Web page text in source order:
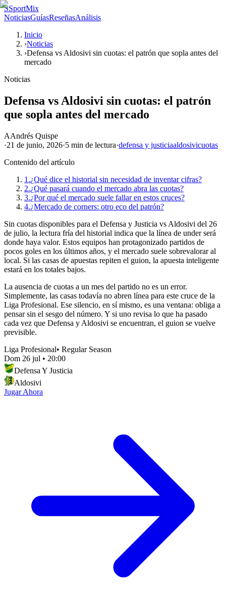
SSportMix
NoticiasGuíasReseñasAnálisis
Inicio
›Noticias
›Defensa vs Aldosivi sin cuotas: el patrón que sopla antes del
mercado
Noticias
Defensa vs Aldosivi sin cuotas: el patrón
que sopla antes del mercado
AAndrés Quispe
·21 de junio, 2026·5 min de lectura·defensa y justiciaaldosivicuotas
Contenido del artículo
1.¿Qué dice el historial sin necesidad de inventar cifras?
2.¿Qué pasará cuando el mercado abra las cuotas?
3.¿Por qué el mercado suele fallar en estos cruces?
4.¿Mercado de corners: otro eco del patrón?
Sin cuotas disponibles para el Defensa y Justicia vs Aldosivi del 26
de julio, la lectura fría del historial indica que la línea de under será
donde haya valor. Estos equipos han protagonizado partidos de
pocos goles en los últimos años, y el mercado suele sobrevalorar al
local. Si las casas de apuestas repiten el guion, la apuesta inteligente
estará en los totales bajos.
La ausencia de cuotas a un mes del partido no es un error.
Simplemente, las casas todavía no abren línea para este cruce de la
Liga Profesional. Ese silencio, en sí mismo, es una ventana: obliga a
pensar sin el sesgo del número. Y si uno revisa lo que ha pasado
cada vez que Defensa y Aldosivi se encuentran, el guion se vuelve
previsible.
Liga Profesional• Regular Season
Dom 26 jul • 20:00
Defensa Y Justicia
Aldosivi
Jugar Ahora